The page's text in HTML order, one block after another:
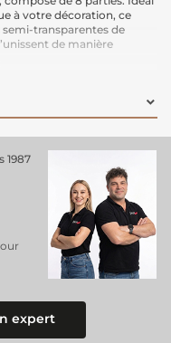
à votre décoration, ce
transparentes de
de manière
d'art géante qui
peint en toute
1987
expert